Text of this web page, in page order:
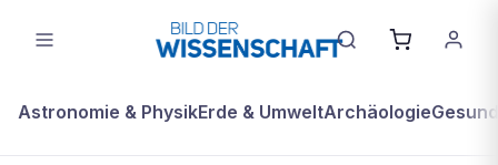
Astronomie & PhysikErde & UmweltArchäologie